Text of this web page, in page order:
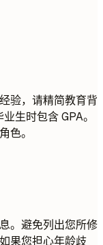
验，请精简教育背
生时包含 GPA。
色。
。避免列出您所修
果您担心年龄歧